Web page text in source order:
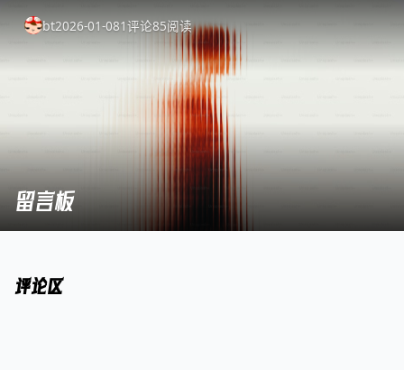
bt2026-01-081评论85阅读
留言板
评论区